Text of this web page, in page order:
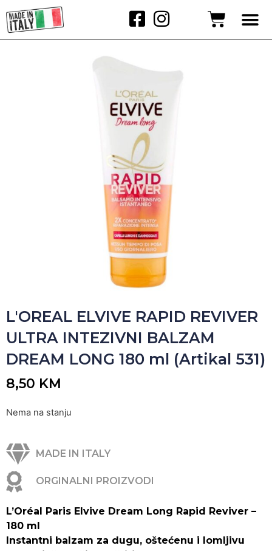
L'OREAL ELVIVE RAPID REVIVER
ULTRA INTEZIVNI BALZAM
DREAM LONG 180 ml (Artikal 531)
8,50 KM
Nema na stanju
MADE IN ITALY
ORGINALNI PROIZVODI
L’Oréal Paris Elvive Dream Long Rapid Reviver –
180 ml
Instantni balzam za dugu, oštećenu i lomljivu